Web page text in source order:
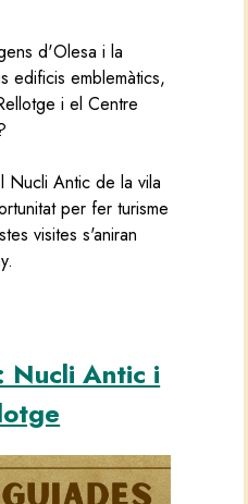
d'Olesa i la
edificis emblemàtics,
i el Centre
Nucli Antic de la vila
per fer turisme
visites s'aniran
Nucli Antic i